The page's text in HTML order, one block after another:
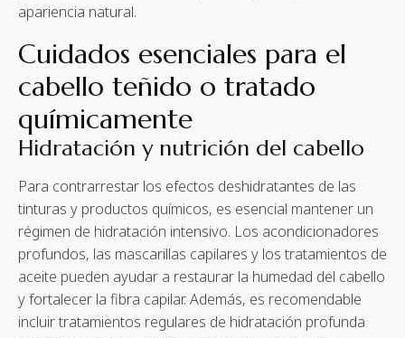
apariencia natural.
Cuidados esenciales para el
cabello teñido o tratado
químicamente
Hidratación y nutrición del cabello
Para contrarrestar los efectos deshidratantes de las
tinturas y productos químicos, es esencial mantener un
régimen de hidratación intensivo. Los acondicionadores
profundos, las mascarillas capilares y los tratamientos de
aceite pueden ayudar a restaurar la humedad del cabello
y fortalecer la fibra capilar. Además, es recomendable
incluir tratamientos regulares de hidratación profunda